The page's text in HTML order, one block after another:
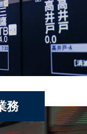
務